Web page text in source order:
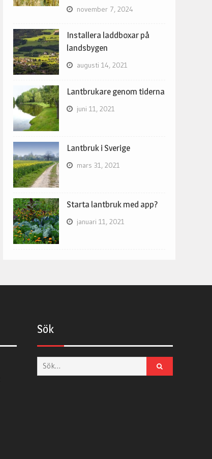
november 7, 2024
Installera laddboxar på
landsbygen
augusti 14, 2021
Lantbrukare genom tiderna
juni 11, 2021
Lantbruk i Sverige
mars 31, 2021
Starta lantbruk med app?
januari 11, 2021
Sök
Sök